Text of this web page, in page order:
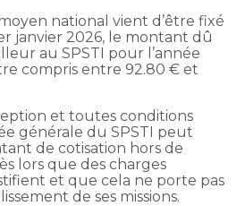
national vient d’être fixé
janvier 2026, le montant dû
au SPSTI pour l’année
compris entre 92.80 € et
et toutes conditions
générale du SPSTI peut
de cotisation hors de
lors que des charges
et que cela ne porte pas
de ses missions.